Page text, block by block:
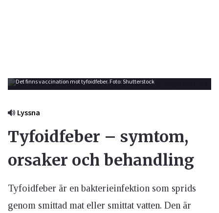
Det finns vaccination mot tyfoidfeber. Foto: Shutterstock
Lyssna
Tyfoidfeber – symtom,
orsaker och behandling
Tyfoidfeber är en bakterieinfektion som sprids
genom smittad mat eller smittat vatten. Den är